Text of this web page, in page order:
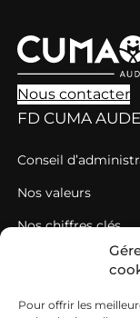
Pour offrir les
Nous contacter
FD CUMA AUDE
Conseil
Nos valeurs
Nos chiffres clés
DÉCOUVRIR